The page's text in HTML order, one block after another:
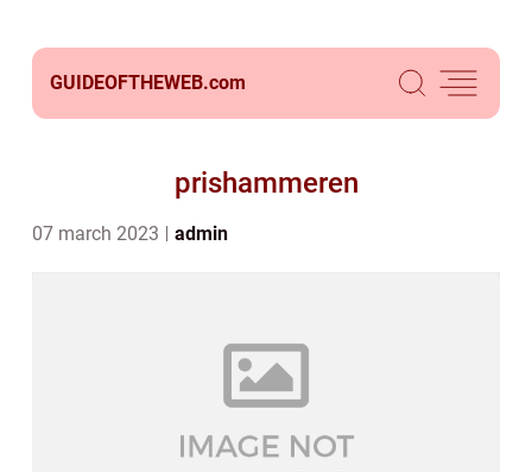
GUIDEOFTHEWEB.com
prishammeren
07 march 2023 admin